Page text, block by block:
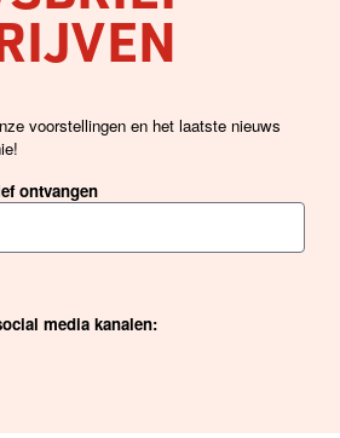
voorstellingen en het laatste nieuws
ontvangen
media kanalen: